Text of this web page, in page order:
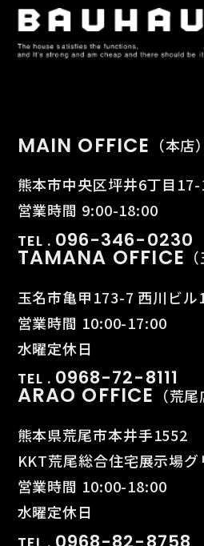
MAIN OFFICE （本店）
熊本市中央区坪井6丁目17-
営業時間 9:00-18:00
TEL . 096-346-0230
TAMANA OFFICE
玉名市亀甲173-7 西川ビル
営業時間 10:00-17:00
水曜定休日
TEL . 0968-72-8111
ARAO OFFICE （荒尾
熊本県荒尾市本井手1552
KKT荒尾総合住宅展示場グ
営業時間 10:00-18:00
水曜定休日